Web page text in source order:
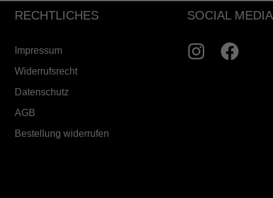
RECHTLICHES
Impressum
Widerrufsrecht
Datenschutz
AGB
Bestellung widerrufen
SOCIAL MEDIA